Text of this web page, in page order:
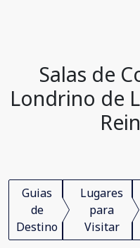
Salas de
Londrino de
Guias
de
Destino
Lugares
para
Visitar